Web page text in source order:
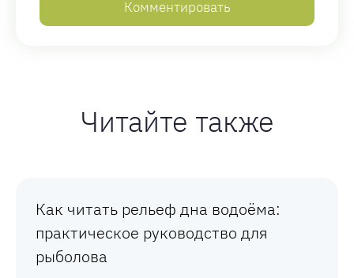
Читайте также
Как читать рельеф дна водоёма:
практическое руководство для
рыболова